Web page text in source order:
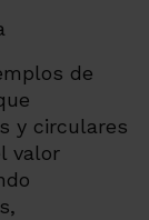
de
y circulares
valor